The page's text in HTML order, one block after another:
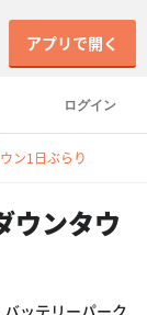
ログイン
アプリで開く
ン1日ぶらり
ウンタウ
ッテリーパーク